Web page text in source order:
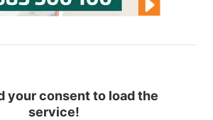
your consent to load the
service!